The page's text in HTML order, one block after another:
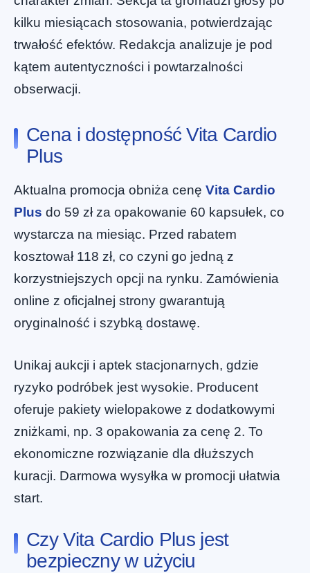
kilku miesiącach stosowania, potwierdzając
trwałość efektów. Redakcja analizuje je pod
kątem autentyczności i powtarzalności
obserwacji.
Cena i dostępność Vita Cardio
Plus
Aktualna promocja obniża cenę Vita Cardio
Plus do 59 zł za opakowanie 60 kapsułek, co
wystarcza na miesiąc. Przed rabatem
kosztował 118 zł, co czyni go jedną z
korzystniejszych opcji na rynku. Zamówienia
online z oficjalnej strony gwarantują
oryginalność i szybką dostawę.
Unikaj aukcji i aptek stacjonarnych, gdzie
ryzyko podróbek jest wysokie. Producent
oferuje pakiety wielopakowe z dodatkowymi
zniżkami, np. 3 opakowania za cenę 2. To
ekonomiczne rozwiązanie dla dłuższych
kuracji. Darmowa wysyłka w promocji ułatwia
start.
Czy Vita Cardio Plus jest
bezpieczny w użyciu